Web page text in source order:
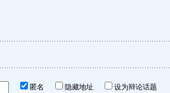
匿名 隐藏地址
设为辩论话题